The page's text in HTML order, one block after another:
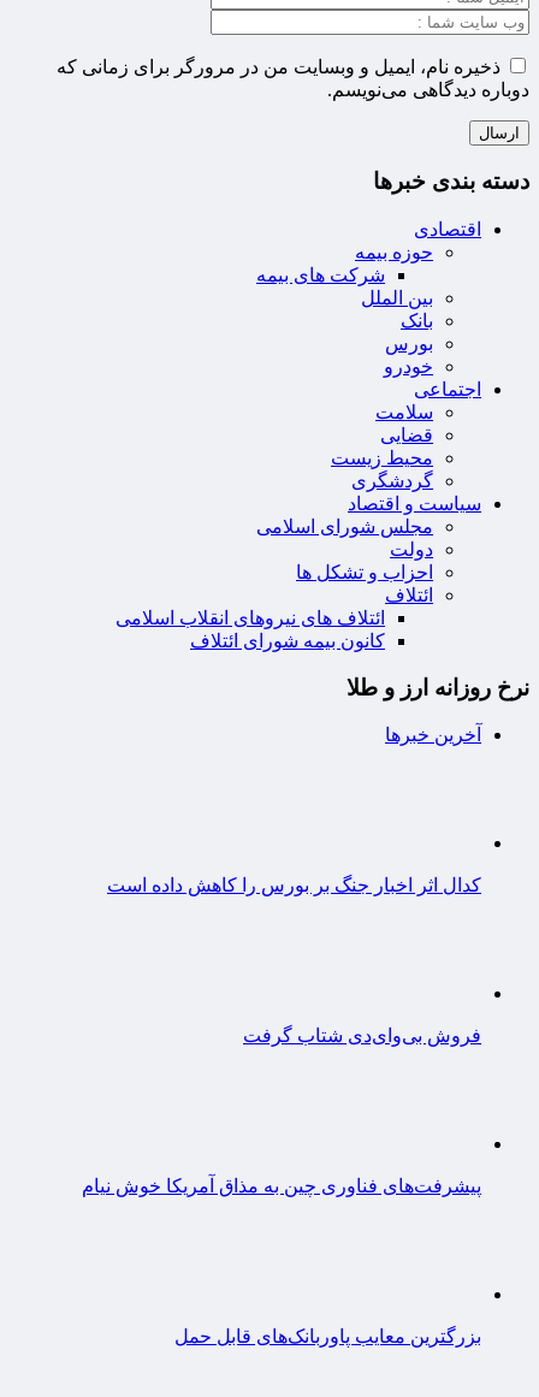
ذخیره نام، ایمیل و وبسایت من در مرورگر برای زمانی که
دوباره دیدگاهی می‌نویسم.
دسته بندی خبرها
اقتصادی
حوزه بیمه
شرکت های بیمه
بین الملل
بانک
بورس
خودرو
اجتماعی
سلامت
قضایی
محیط زیست
گردشگری
سیاست و اقتصاد
مجلس شورای اسلامی
دولت
احزاب و تشکل ها
ائتلاف
ائتلاف های نیروهای انقلاب اسلامی
کانون بیمه شورای ائتلاف
نرخ روزانه ارز و طلا
آخرین خبرها
کدال اثر اخبار جنگ بر بورس را کاهش داده است
فروش بی‌وای‌دی شتاب گرفت
پیشرفت‌های فناوری چین به مذاق آمریکا خوش نیام
بزرگترین معایب پاوربانک‌های قابل حمل